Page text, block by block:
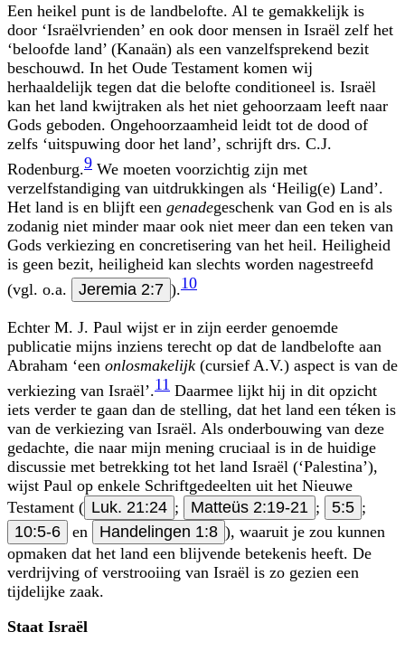
Een heikel punt is de landbelofte. Al te gemakkelijk is
door ‘Israëlvrienden’ en ook door mensen in Israël zelf het
‘beloofde land’ (Kanaän) als een vanzelfsprekend bezit
beschouwd. In het Oude Testament komen wij
herhaaldelijk tegen dat die belofte conditioneel is. Israël
kan het land kwijtraken als het niet gehoorzaam leeft naar
Gods geboden. Ongehoorzaamheid leidt tot de dood of
zelfs ‘uitspuwing door het land’, schrijft drs. C.J.
Rodenburg.9 We moeten voorzichtig zijn met
verzelfstandiging van uitdrukkingen als ‘Heilig(e) Land’.
Het land is en blijft een genadegeschenk van God en is als
zodanig niet minder maar ook niet meer dan een teken van
Gods verkiezing en concretisering van het heil. Heiligheid
is geen bezit, heiligheid kan slechts worden nagestreefd
(vgl. o.a.
Jeremia 2:7 ).10
Echter M. J. Paul wijst er in zijn eerder genoemde
publicatie mijns inziens terecht op dat de landbelofte aan
Abraham ‘een onlosmakelijk (cursief A.V.) aspect is van de
verkiezing van Israël’.11 Daarmee lijkt hij in dit opzicht
iets verder te gaan dan de stelling, dat het land een téken is
van de verkiezing van Israël. Als onderbouwing van deze
gedachte, die naar mijn mening cruciaal is in de huidige
discussie met betrekking tot het land Israël (‘Palestina’),
wijst Paul op enkele Schriftgedeelten uit het Nieuwe
Testament ( Luk. 21:24 ; Matteüs 2:19-21 ; 5:5 ;
10:5-6
en Handelingen 1:8 ), waaruit je zou kunnen
opmaken dat het land een blijvende betekenis heeft. De
verdrijving of verstrooiing van Israël is zo gezien een
tijdelijke zaak.
Staat Israël